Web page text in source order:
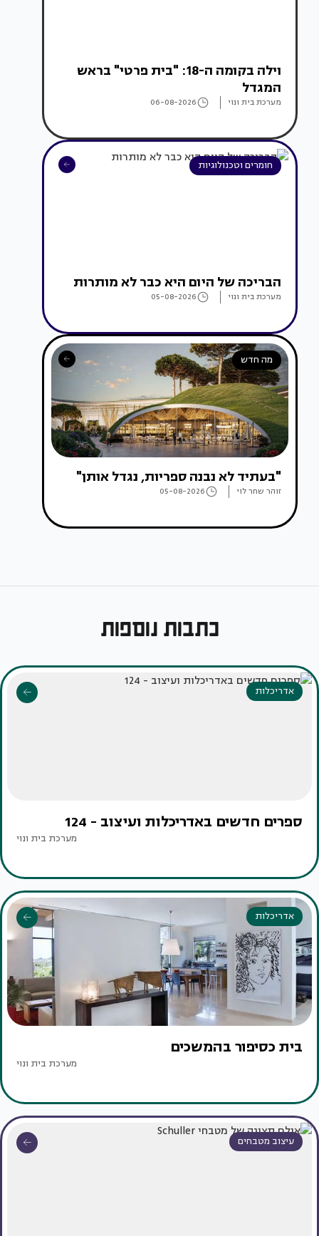
וילה בקומה ה-18: "בית פרטי" בראש
המגדל
מערכת בית ונוי 06-08-2026
חומרים וטכנולוגיות
הבריכה של היום היא כבר לא מותרות
מערכת בית ונוי 05-08-2026
מה חדש
"בעתיד לא נבנה ספריות, נגדל אותן"
זוהר שחר לוי 05-08-2026
כתבות נוספות
אדריכלות
ספרים חדשים באדריכלות ועיצוב - 124
מערכת בית ונוי
אדריכלות
בית כסיפור בהמשכים
מערכת בית ונוי
עיצוב מטבחים